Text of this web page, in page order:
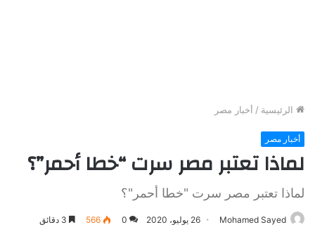
الرئيسية / أخبار مصر
أخبار مصر
لماذا تعتبر مصر سرت “خطا أحمر”؟
لماذا تعتبر مصر سرت "خطا أحمر"؟
Mohamed Sayed 26 يوليو، 2020 0
566